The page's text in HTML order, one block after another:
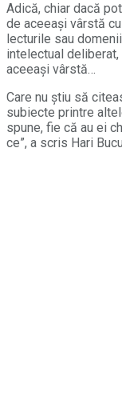
Adică, chiar dacă
de aceeași vârstă
lecturile sau
intelectual
aceeași vârstă…
Care nu știu să
subiecte printre
spune, fie că au ei
ce”, a scris Hari